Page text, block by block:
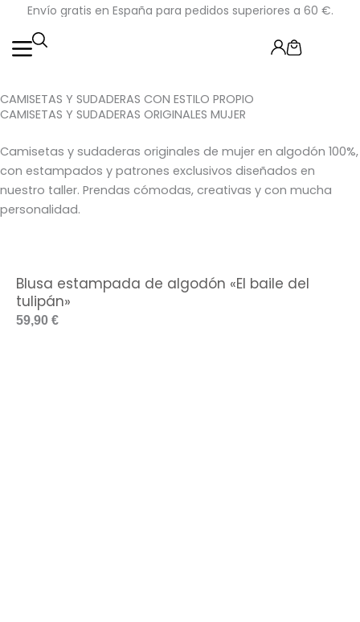
contenido
Envío gratis en España para pedidos superiores a 60 €.
Cart
CAMISETAS Y SUDADERAS CON ESTILO PROPIO
CAMISETAS Y SUDADERAS ORIGINALES MUJER
Camisetas y sudaderas originales de mujer en algodón 100%,
con estampados y patrones exclusivos diseñados en
nuestro taller. Prendas cómodas, creativas y con mucha
personalidad.
Blusa estampada de algodón «El baile del
tulipán»
59,90 €